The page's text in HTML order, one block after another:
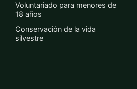
Voluntariado para menores de
18 años
Conservación de la vida
silvestre